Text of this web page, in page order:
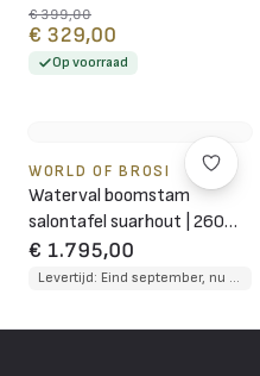
€ 399,00
€ 329,00
Op voorraad
WORLD OF BROSI
Waterval boomstam
salontafel suarhout | 260
cm
€ 1.795,00
Levertijd: Eind september, nu te reserveren